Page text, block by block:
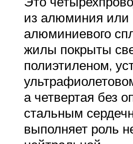
из алюминия или
алюминиевого
жилы покрыты
полиэтиленом,
а четвертая без
стальным
выполняет роль